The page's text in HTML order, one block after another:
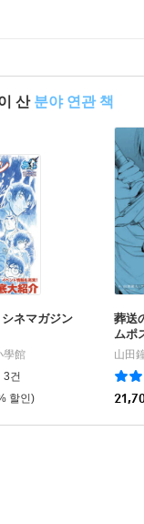
산 분야 연관 책
ネマガジン
學館
3건
할인)
葬送
ムポ
山田